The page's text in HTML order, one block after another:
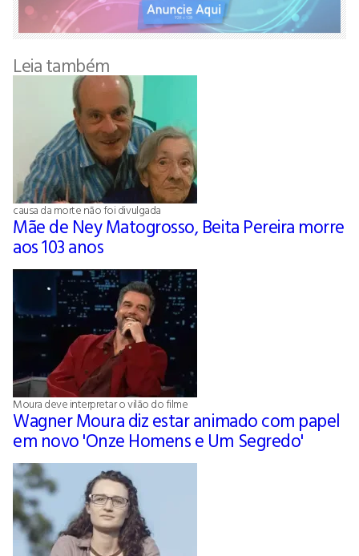
Leia também
causa da morte não foi divulgada
Mãe de Ney Matogrosso, Beita Pereira morre
aos 103 anos
Moura deve interpretar o vilão do filme
Wagner Moura diz estar animado com papel
em novo 'Onze Homens e Um Segredo'